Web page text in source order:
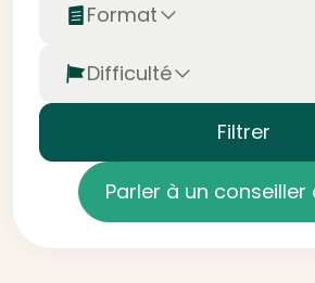
Format
Difficulté
Filtrer
Parler à un conseiller